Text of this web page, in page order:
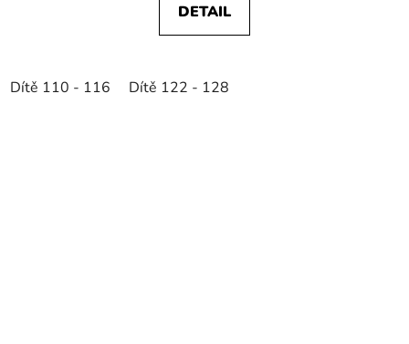
DETAIL
Dítě 110 - 116 Dítě 122 - 128